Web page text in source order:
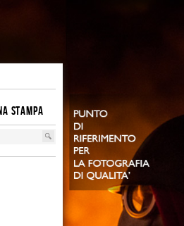
STAMPA